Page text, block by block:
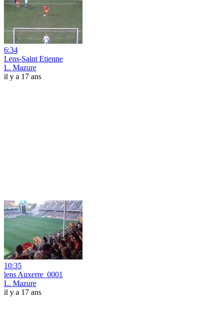
6:34
Lens-Saint Etienne
L. Mazure
il y a 17 ans
10:35
lens Auxerre_0001
L. Mazure
il y a 17 ans